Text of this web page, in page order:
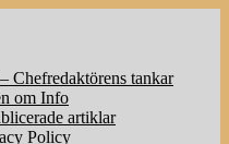
Chefredaktörens tankar
om Info
artiklar
Policy